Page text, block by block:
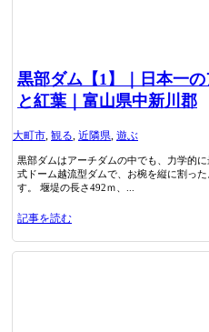
黒部ダム【1】｜日本一
と紅葉｜富山県中新川郡
大町市, 観る, 近隣県, 遊ぶ
黒部ダムはアーチダムの中でも、力学的
式ドーム越流型ダムで、お椀を縦に割っ
す。 堰堤の長さ492ｍ、...
記事を読む